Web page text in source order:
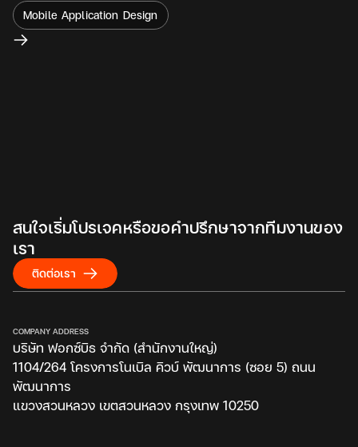
Mobile Application Design
View project
COMPANY ADDRESS
บริษัท ฟอกซ์บิธ จำกัด (สำนักงานใหญ่)
1104/264 โครงการโนเบิล คิวบ์ พัฒนาการ (ซอย 5) ถนน
พัฒนาการ
แขวงสวนหลวง เขตสวนหลวง กรุงเทพ 10250
สนใจเริ่มโปรเจคหรือขอคำปรึกษาจากทีมงานของ
เรา
ติดต่อเรา